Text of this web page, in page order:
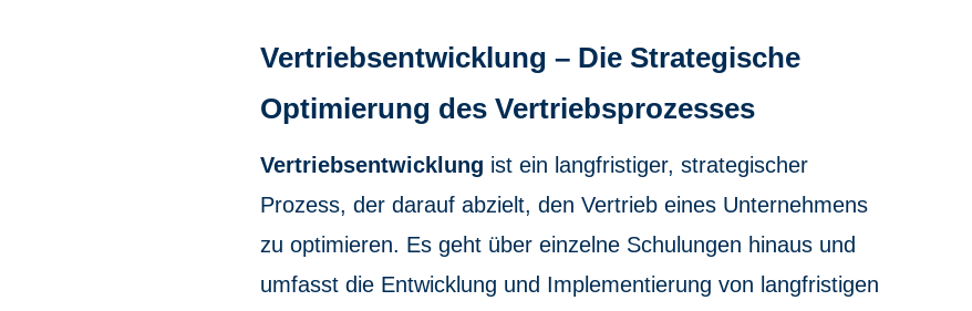
Vertriebsentwicklung – Die Strategische
Optimierung des Vertriebsprozesses
Vertriebsentwicklung ist ein langfristiger, strategischer
Prozess, der darauf abzielt, den Vertrieb eines Unternehmens
zu optimieren. Es geht über einzelne Schulungen hinaus und
umfasst die Entwicklung und Implementierung von langfristigen